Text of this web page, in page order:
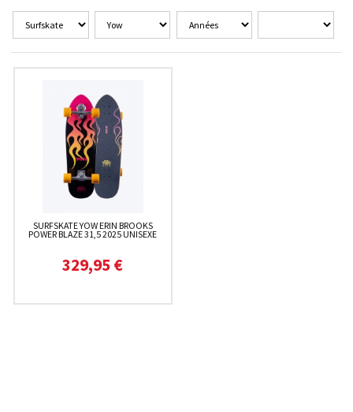
SURFSKATE YOW ERIN BROOKS
POWER BLAZE 31,5 2025 UNISEXE
329,95 €